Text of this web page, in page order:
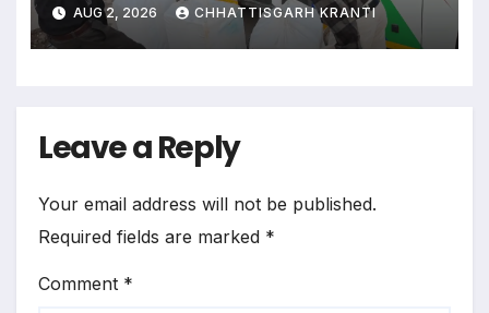
AUG 2, 2026 CHHATTISGARH KRANTI
Leave a Reply
Your email address will not be published.
Required fields are marked *
Comment *